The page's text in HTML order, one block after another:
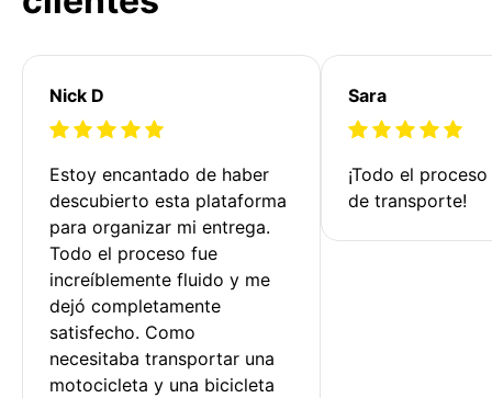
Nick D
Estoy encantado de haber
descubierto esta plataforma
para organizar mi entrega.
Todo el proceso fue
increíblemente fluido y me
dejó completamente
satisfecho. Como
necesitaba transportar una
motocicleta y una bicicleta
Sara
¡Todo el
de transporte!